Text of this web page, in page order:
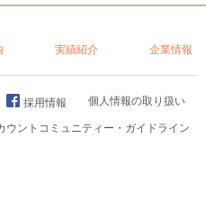
実績紹介 企業情報
採用情報 個人情報の取り扱い
ウントコミュニティー・ガイドライン